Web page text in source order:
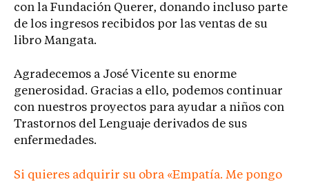
con la Fundación Querer, donando incluso parte
de los ingresos recibidos por las ventas de su
libro Mangata.
Agradecemos a José Vicente su enorme
generosidad. Gracias a ello, podemos continuar
con nuestros proyectos para ayudar a niños con
Trastornos del Lenguaje derivados de sus
enfermedades.
Si quieres adquirir su obra «Empatía. Me pongo